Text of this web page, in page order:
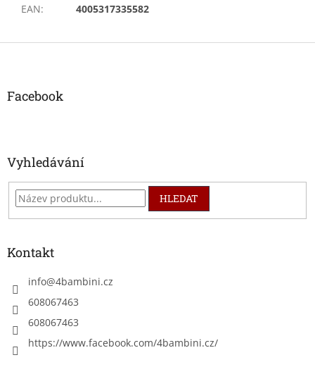
EAN: 4005317335582
Z
Facebook
Vyhledávání
HLEDAT
Kontakt
info@4bambini.cz
608067463
608067463
https://www.facebook.com/4bambini.cz/